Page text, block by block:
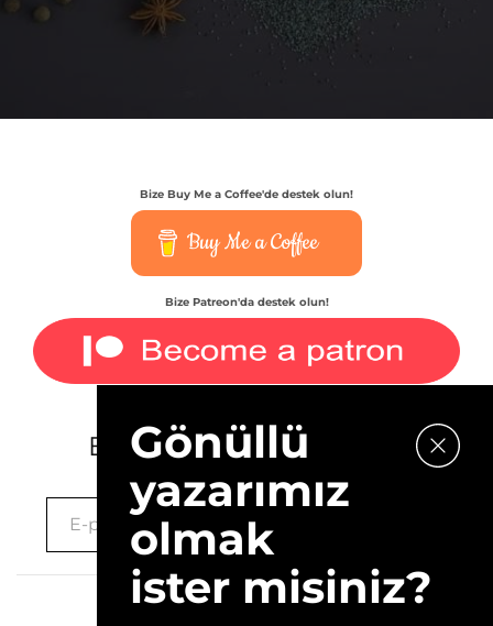
Bize Buy Me a Coffee'de destek olun!
Buy Me a Coffee
Bize Patreon'da destek olun!
E-bültenimize kaydolun.
Gönüllü
yazarımız
olmak
ister misiniz?